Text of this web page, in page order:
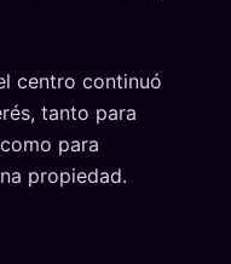
centro continuó
tanto para
para
propiedad.